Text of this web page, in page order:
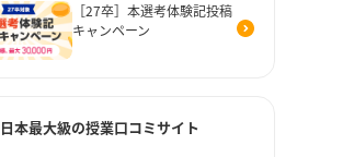
［27卒］本選考体験記投稿
キャンペーン
日本最大級の授業口コミサイト